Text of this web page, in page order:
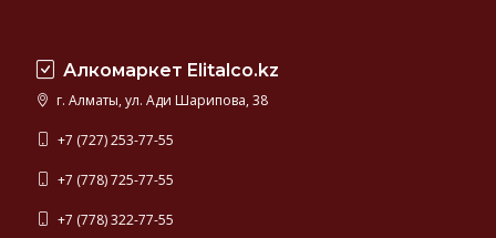
Алкомаркет Elitalco.kz
г. Алматы, ул. Ади Шарипова, 38
+7 (727) 253-77-55
+7 (778) 725-77-55
+7 (778) 322-77-55